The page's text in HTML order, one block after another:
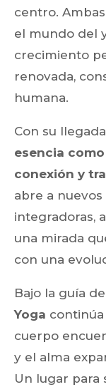
centro.
el mundo del
crecimiento
renovada,
humana.
Con su
esencia
conexión y
abre a
integradoras,
una mirada
con una
Bajo la guía
Yoga
cuerpo
y el alma
Un lugar